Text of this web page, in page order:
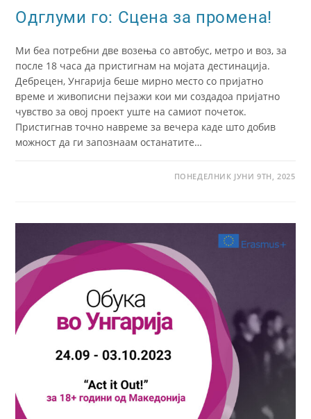
Одглуми го: Сцена за промена!
Ми беа потребни две возења со автобус, метро и воз, за
после 18 часа да пристигнам на мојата дестинација.
Дебрецен, Унгарија беше мирно место со пријатно
време и живописни пејзажи кои ми создадоа пријатно
чувство за овој проект уште на самиот почеток.
Пристигнав точно навреме за вечера каде што добив
можност да ги запознаам останатите…
ПОНЕДЕЛНИК ЈУНИ 9TH, 2025